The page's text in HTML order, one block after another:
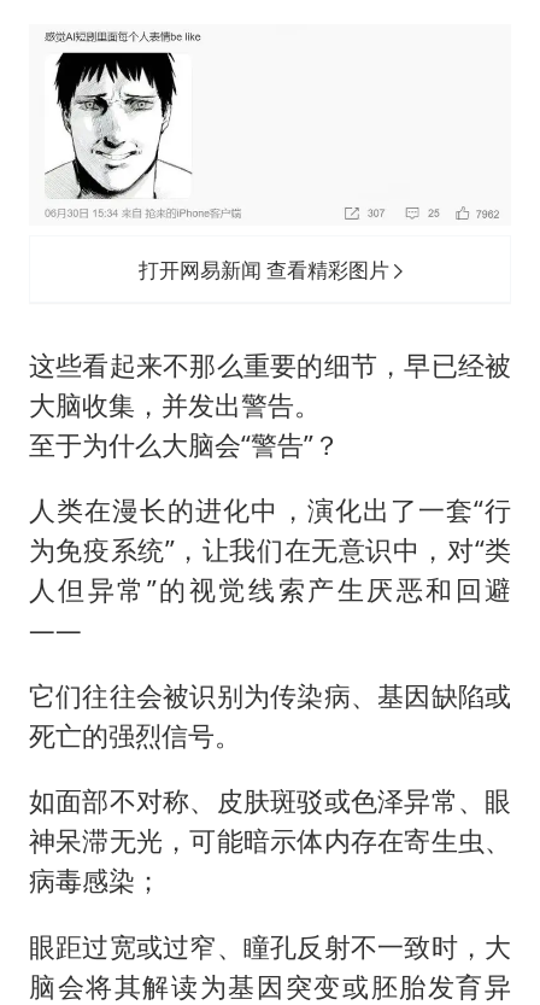
打开网易新闻 查看精彩图片
这些看起来不那么重要的细节，早已经被
大脑收集，并发出警告。
至于为什么大脑会“警告”？
人类在漫长的进化中，演化出了一套“行
为免疫系统”，让我们在无意识中，对“类
人但异常”的视觉线索产生厌恶和回避
——
它们往往会被识别为传染病、基因缺陷或
死亡的强烈信号。
如面部不对称、皮肤斑驳或色泽异常、眼
神呆滞无光，可能暗示体内存在寄生虫、
病毒感染；
眼距过宽或过窄、瞳孔反射不一致时，大
脑会将其解读为基因突变或胚胎发育异